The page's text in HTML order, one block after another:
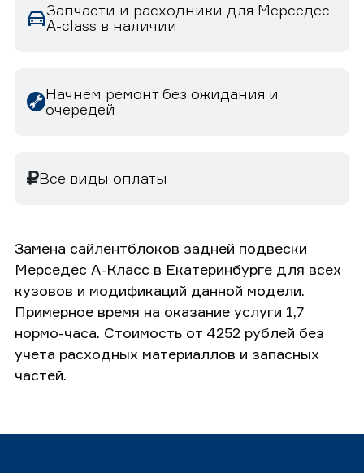
Запчасти и расходники для Мерседес
A-class в наличии
Начнем ремонт без ожидания и
очередей
Все виды оплаты
Замена сайлентблоков задней подвески
Мерседес А-Класс в Екатеринбурге для всех
кузовов и модификаций данной модели.
Примерное время на оказание услуги 1,7
нормо-часа. Стоимость от 4252 рублей без
учета расходных материаллов и запасных
частей.